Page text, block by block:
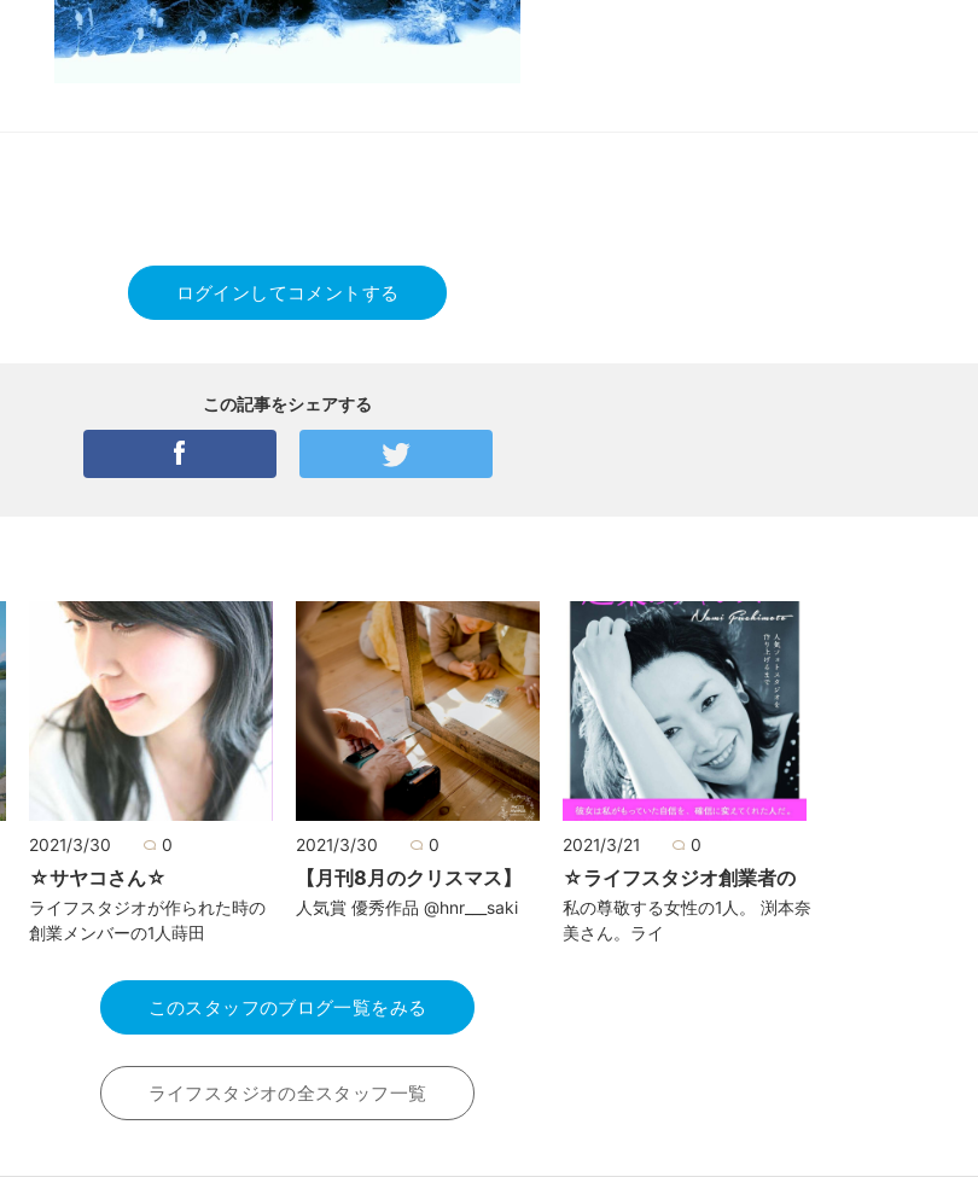
ログインしてコメントする
この記事をシェアする
2021/3/30 0
☆サヤコさん☆
ライフスタジオが作られた時の
創業メンバーの1人蒔田
2021/3/30 0
【月刊8月のクリスマス】
人気賞 優秀作品 @hnr___saki
2021/3/21 0
☆ライフスタジオ創業者の
私の尊敬する女性の1人。 渕本奈
美さん。ライ
このスタッフのブログ一覧をみる
ライフスタジオの全スタッフ一覧